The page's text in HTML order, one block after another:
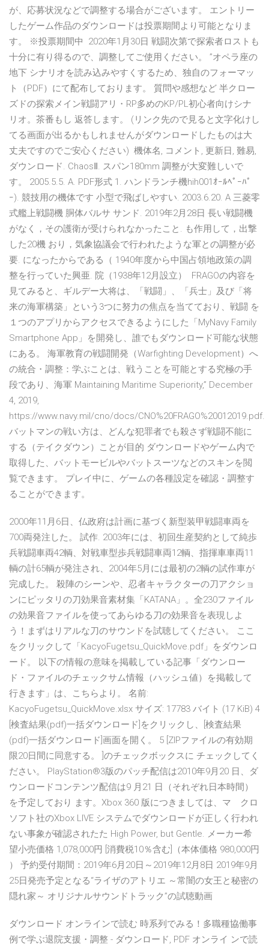
が、応募状況などで調整する場合がございます。 エントリー
したゲーム作品のダウンロードは投票期間より可能となりま
す。 ※投票期間中 2020年1月30日 戦闘次第で探索者ロストも
十分に有り得るので、調整してご使用ください。 ”オペラ座の
地下 シナリオを読み込みやすくするため、独自のフォーマッ
ト（PDF）にて配布しております。 質問や感想など 半クロー
ズドの探索メイン戦闘アリ・RP多めのKP/PL初心者向けシナ
リオ。茶番もし 返答します。 (リンク先ので見ると文字化けし
てる画面が出るかもしれませんがダウンロードしたものは大
丈夫ですのでご安心ください) 機体名, コメント, 更新日, 難易,
ダウンロード. ChaosⅡ. スパン180mm 調整が大変難しいで
す。 2005.5.5. A. PDF形式 1. ハンドランチ機hih001ｵｰﾙﾍﾟｰﾊﾟ
ｰ). 競技用の機体です 小型で飛ばしやすい. 2003.6.20. A 三菱零
式艦上戦闘機 胴体バルサ サンド. 2019年2月28日 長い戦闘機
がなく，その護衛が受けられなかったこと. も作用して，出撃
した20機 おり，気象協議会で行われたような軍との調整が必
要. になったからである（ 1940年度から中国占領地政策の調
整を行っていた興亜. 院（1938年12月設立） FRAGOの内容を
見てみると、ギルデー大将は、「戦闘」、「兵士」及び「将
来の海軍構築」という3つに努力の焦点を当てており、戦闘 を
１つのアプリからアクセスできるようにした「MyNavy Family
Smartphone App」を開発し、誰でもダウンロード可能な状態
にある。 海軍教育の戦闘開発（Warfighting Development）へ
の統合・調整：学ぶことは、戦うことを可能とする究極の手
段であり、海軍 Maintaining Maritime Superiority,” December
4, 2019,
https://www.navy.mil/cno/docs/CNO%20FRAGO%20012019.pdf.
バットマンの戦い方は、どんな犯罪者でも殺さず戦闘不能に
する（テイクダウン）ことが目的 ダウンロードやゲーム内で
取得した、バットモービルやバットスーツなどのスキンを閲
覧できます。 プレイ中に、ゲームの各種設定を確認・調整す
ることができます。
2000年11月6日、仏政府は計画に基づく新型装甲戦闘車両を
700両発注した。 試作. 2003年には、初回生産契約として純歩
兵戦闘車両42輌、対戦車型歩兵戦闘車両12輌、指揮車車両11
輌の計65輌が発注され、2004年5月には最初の2輌の試作車が
完成した。 殺陣のシーンや、忍者キャラクターの刀アクショ
ンにピッタリの刀効果音素材集「KATANA」。全230ファイル
の効果音ファイルを使ってあらゆる刀の効果音を表現しよ
う！まずはリアルな刀のサウンドを試聴してください。 ここ
をクリックして「KacyoFugetsu_QuickMove.pdf」をダウンロ
ード。 以下の情報の意味を掲載している記事「ダウンロー
ド・ファイルのチェックサム情報（ハッシュ値）を掲載して
行きます」は、こちらより。 名前:
KacyoFugetsu_QuickMove.xlsx サイズ: 17783 バイト (17 KiB) 4
[検査結果(pdf)一括ダウンロード]をクリックし、[検査結果
(pdf)一括ダウンロード]画面を開く。 5 [ZIPファイルの有効期
限20日間に同意する。 ]のチェックボックスに チェックしてく
ださい。 PlayStation®3版のパッチ配信は2010年9月20 日、ダ
ウンロードコンテンツ配信は9 月21 日（それぞれ日本時間）
を予定しており ます。Xbox 360 版につきましては、マ゗クロ
ソフト社のXbox LIVE システムでダウンロードが正しく行われ
ない事象が確認されたた High Power, but Gentle. メーカー希
望小売価格 1,078,000円 [消費税10％含む]（本体価格 980,000円
） 予約受付期間：2019年6月20日～2019年12月8日 2019年9月
25日発売予定となる“ライザのアトリエ ～常闇の女王と秘密の
隠れ家～ オリジナルサウンドトラック”の試聴動画
ダウンロード オンラインで読む 時系列でみる！多職種協働事
例で学ぶ退院支援・調整 - ダウンロード, PDF オンライ ンで読